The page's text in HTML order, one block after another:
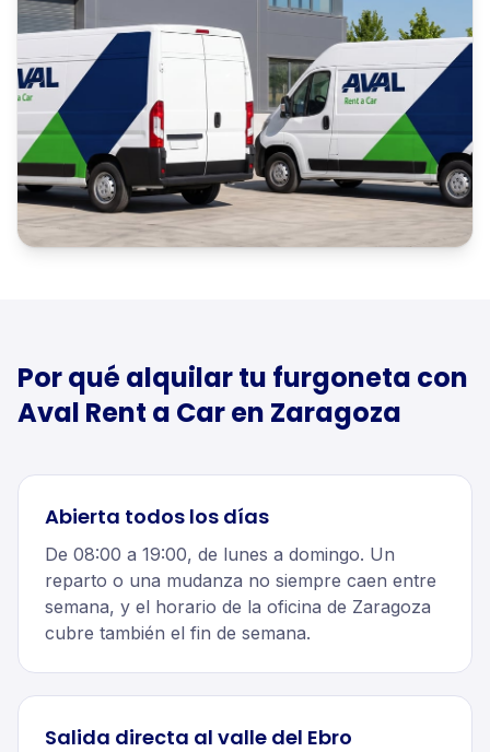
Por qué alquilar tu furgoneta con
Aval Rent a Car en Zaragoza
Abierta todos los días
De 08:00 a 19:00, de lunes a domingo. Un
reparto o una mudanza no siempre caen entre
semana, y el horario de la oficina de Zaragoza
cubre también el fin de semana.
Salida directa al valle del Ebro